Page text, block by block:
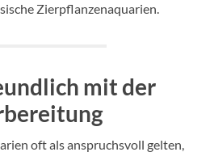
Zierpflanzenaquarien.
mit der
oft als anspruchsvoll gelten,